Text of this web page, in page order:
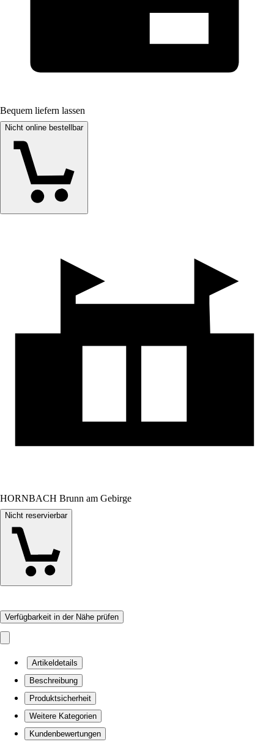
Bequem liefern lassen
Nicht online bestellbar
HORNBACH Brunn am Gebirge
Nicht reservierbar
Verfügbarkeit in der Nähe prüfen
Artikeldetails
Beschreibung
Produktsicherheit
Weitere Kategorien
Kundenbewertungen